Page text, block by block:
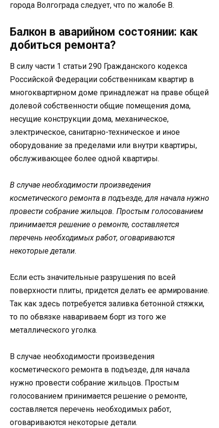
города Волгограда следует, что по жалобе В.
Балкон в аварийном состоянии: как
добиться ремонта?
В силу части 1 статьи 290 Гражданского кодекса
Российской Федерации собственникам квартир в
многоквартирном доме принадлежат на праве общей
долевой собственности общие помещения дома,
несущие конструкции дома, механическое,
электрическое, санитарно-техническое и иное
оборудование за пределами или внутри квартиры,
обслуживающее более одной квартиры.
В случае необходимости произведения
косметического ремонта в подъезде, для начала нужно
провести собрание жильцов. Простым голосованием
принимается решение о ремонте, составляется
перечень необходимых работ, оговариваются
некоторые детали.
Если есть значительные разрушения по всей
поверхности плиты, придется делать ее армирование.
Так как здесь потребуется заливка бетонной стяжки,
то по обвязке навариваем борт из того же
металлического уголка.
В случае необходимости произведения
косметического ремонта в подъезде, для начала
нужно провести собрание жильцов. Простым
голосованием принимается решение о ремонте,
составляется перечень необходимых работ,
оговариваются некоторые детали.